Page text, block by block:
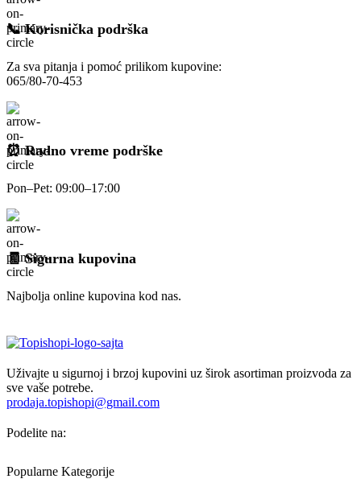
📞 Korisnička podrška
Za sva pitanja i pomoć prilikom kupovine:
065/80-70-453
⏰ Radno vreme podrške
Pon–Pet: 09:00–17:00
🧾 Sigurna kupovina
Najbolja online kupovina kod nas.
Uživajte u sigurnoj i brzoj kupovini uz širok asortiman proizvoda za
sve vaše potrebe.
prodaja.topishopi@gmail.com
Podelite na:
Popularne Kategorije